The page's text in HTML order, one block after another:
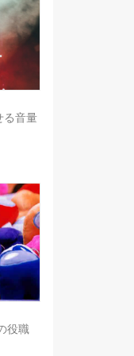
る音量
役職